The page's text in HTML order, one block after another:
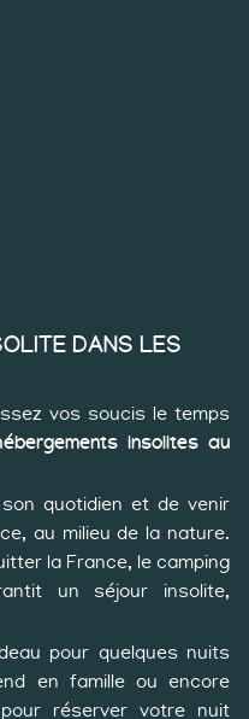
DANS LES
vos soucis le temps
insolites au
quotidien et de venir
au milieu de la nature.
la France, le camping
un séjour insolite,
pour quelques nuits
en famille ou encore
réserver votre nuit